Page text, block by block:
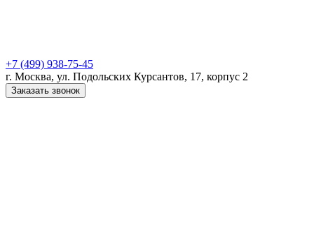
+7 (499) 938-75-45
г. Москва, ул. Подольских Курсантов, 17, корпус 2
Заказать звонок